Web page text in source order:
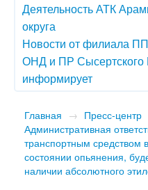
Деятельность АТК
округа
Новости от филиала
ОНД и ПР Сысертского
информирует
Главная → Пресс-центр
Административная
транспортным
состоянии опьянения,
наличии абсолютного